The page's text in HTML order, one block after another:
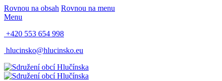
Rovnou na obsah Rovnou na menu
Menu
+420 553 654 998
hlucinsko@hlucinsko.eu